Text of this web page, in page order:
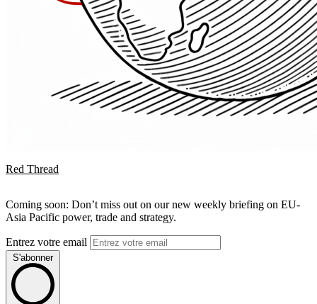
Red Thread
Coming soon: Don’t miss out on our new weekly briefing on EU-
Asia Pacific power, trade and strategy.
Entrez votre email
S'abonner